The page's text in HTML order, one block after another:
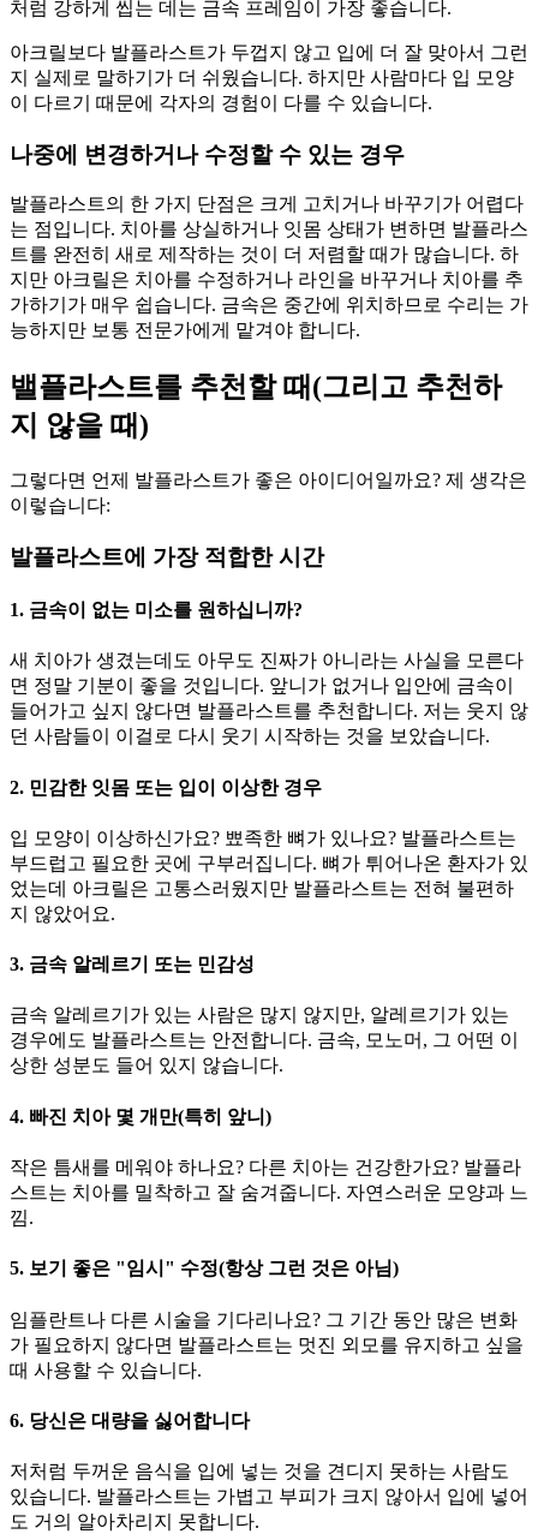
처럼 강하게 씹는 데는 금속 프레임이 가장 좋습니다.
아크릴보다 발플라스트가 두껍지 않고 입에 더 잘 맞아서 그런
지 실제로 말하기가 더 쉬웠습니다. 하지만 사람마다 입 모양
이 다르기 때문에 각자의 경험이 다를 수 있습니다.
나중에 변경하거나 수정할 수 있는 경우
발플라스트의 한 가지 단점은 크게 고치거나 바꾸기가 어렵다
는 점입니다. 치아를 상실하거나 잇몸 상태가 변하면 발플라스
트를 완전히 새로 제작하는 것이 더 저렴할 때가 많습니다. 하
지만 아크릴은 치아를 수정하거나 라인을 바꾸거나 치아를 추
가하기가 매우 쉽습니다. 금속은 중간에 위치하므로 수리는 가
능하지만 보통 전문가에게 맡겨야 합니다.
밸플라스트를 추천할 때(그리고 추천하
지 않을 때)
그렇다면 언제 발플라스트가 좋은 아이디어일까요? 제 생각은
이렇습니다:
발플라스트에 가장 적합한 시간
1. 금속이 없는 미소를 원하십니까?
새 치아가 생겼는데도 아무도 진짜가 아니라는 사실을 모른다
면 정말 기분이 좋을 것입니다. 앞니가 없거나 입안에 금속이
들어가고 싶지 않다면 발플라스트를 추천합니다. 저는 웃지 않
던 사람들이 이걸로 다시 웃기 시작하는 것을 보았습니다.
2. 민감한 잇몸 또는 입이 이상한 경우
입 모양이 이상하신가요? 뾰족한 뼈가 있나요? 발플라스트는
부드럽고 필요한 곳에 구부러집니다. 뼈가 튀어나온 환자가 있
었는데 아크릴은 고통스러웠지만 발플라스트는 전혀 불편하
지 않았어요.
3. 금속 알레르기 또는 민감성
금속 알레르기가 있는 사람은 많지 않지만, 알레르기가 있는
경우에도 발플라스트는 안전합니다. 금속, 모노머, 그 어떤 이
상한 성분도 들어 있지 않습니다.
4. 빠진 치아 몇 개만(특히 앞니)
작은 틈새를 메워야 하나요? 다른 치아는 건강한가요? 발플라
스트는 치아를 밀착하고 잘 숨겨줍니다. 자연스러운 모양과 느
낌.
5. 보기 좋은 "임시" 수정(항상 그런 것은 아님)
임플란트나 다른 시술을 기다리나요? 그 기간 동안 많은 변화
가 필요하지 않다면 발플라스트는 멋진 외모를 유지하고 싶을
때 사용할 수 있습니다.
6. 당신은 대량을 싫어합니다
저처럼 두꺼운 음식을 입에 넣는 것을 견디지 못하는 사람도
있습니다. 발플라스트는 가볍고 부피가 크지 않아서 입에 넣어
도 거의 알아차리지 못합니다.